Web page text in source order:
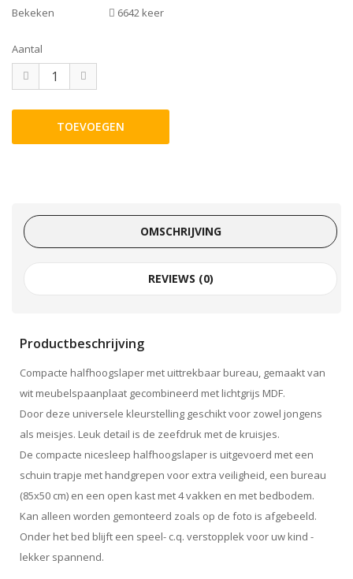
Bekeken
6642 keer
Aantal
OMSCHRIJVING
REVIEWS (0)
Productbeschrijving
Compacte halfhoogslaper met uittrekbaar bureau, gemaakt van
wit meubelspaanplaat gecombineerd met lichtgrijs MDF.
Door deze universele kleurstelling geschikt voor zowel jongens
als meisjes. Leuk detail is de zeefdruk met de kruisjes.
De compacte nicesleep halfhoogslaper is uitgevoerd met een
schuin trapje met handgrepen voor extra veiligheid, een bureau
(85x50 cm) en een open kast met 4 vakken en met bedbodem.
Kan alleen worden gemonteerd zoals op de foto is afgebeeld.
Onder het bed blijft een speel- c.q. verstopplek voor uw kind -
lekker spannend.